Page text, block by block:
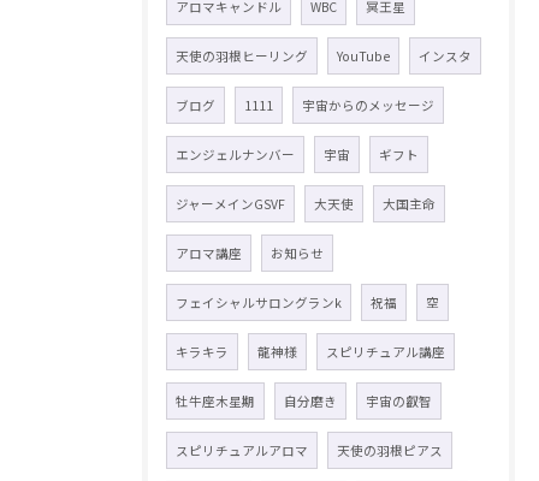
アロマキャンドル WBC 冥王星
天使の羽根ヒーリング YouTube インスタ
ブログ 1111 宇宙からのメッセージ
エンジェルナンバー 宇宙 ギフト
ジャーメインGSVF 大天使 大国主命
アロマ講座 お知らせ
フェイシャルサロングランk 祝福 空
キラキラ 龍神様 スピリチュアル講座
牡牛座木星期 自分磨き 宇宙の叡智
スピリチュアルアロマ 天使の羽根ピアス